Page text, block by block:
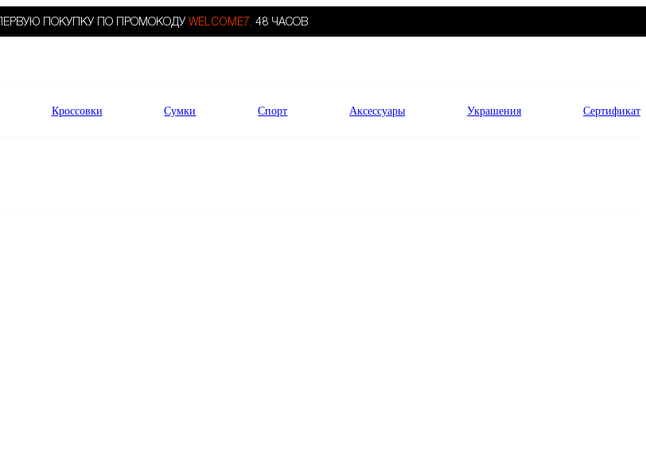
ПОКУПКУ ПО ПРОМОКОДУ WELCOME7. 48 ЧАСОВ
Кроссовки Сумки Спорт Аксессуары Украшения Сертификат